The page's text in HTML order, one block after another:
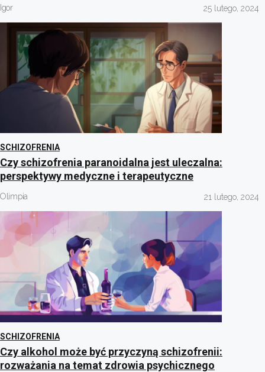
Igor 25 lutego, 2024
SCHIZOFRENIA
Czy schizofrenia paranoidalna jest uleczalna:
perspektywy medyczne i terapeutyczne
Olimpia 21 lutego, 2024
SCHIZOFRENIA
Czy alkohol może być przyczyną schizofrenii:
rozważania na temat zdrowia psychicznego